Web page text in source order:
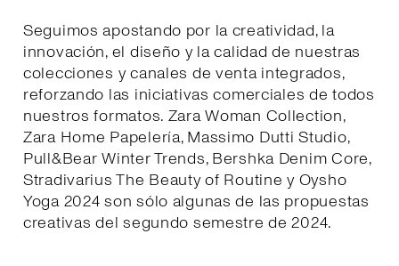
Seguimos apostando por la creatividad, la
innovación, el diseño y la calidad de nuestras
colecciones y canales de venta integrados,
reforzando las iniciativas comerciales de todos
nuestros formatos. Zara Woman Collection,
Zara Home Papelería, Massimo Dutti Studio,
Pull&Bear Winter Trends, Bershka Denim Core,
Stradivarius The Beauty of Routine y Oysho
Yoga 2024 son sólo algunas de las propuestas
creativas del segundo semestre de 2024.